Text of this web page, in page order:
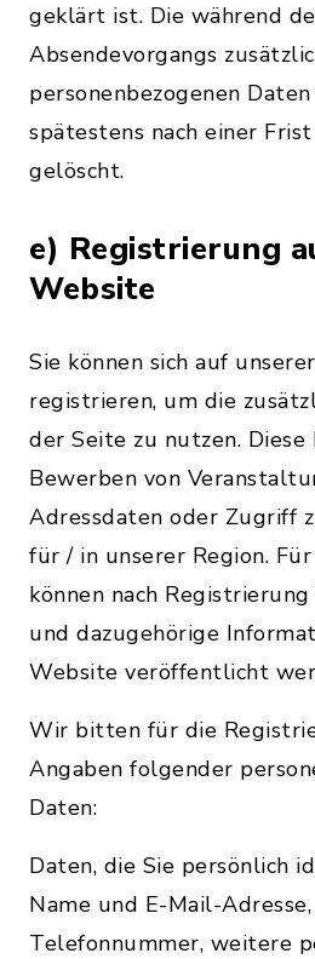
geklärt ist. Die während
Absendevorgangs
personenbezogenen
spätestens nach einer
gelöscht.
e) Registrierung
Website
Sie können sich auf
registrieren, um die
der Seite zu nutzen.
Bewerben von
Adressdaten oder Zugriff
für / in unserer Region.
können nach
und dazugehörige
Website veröffentlicht
Wir bitten für die
Angaben folgender
Daten:
Daten, die Sie persönlich
Name und E-Mail-
Telefonnummer, weitere